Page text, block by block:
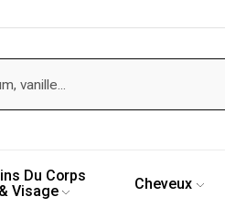
Du Corps
& Visage
Cheveux